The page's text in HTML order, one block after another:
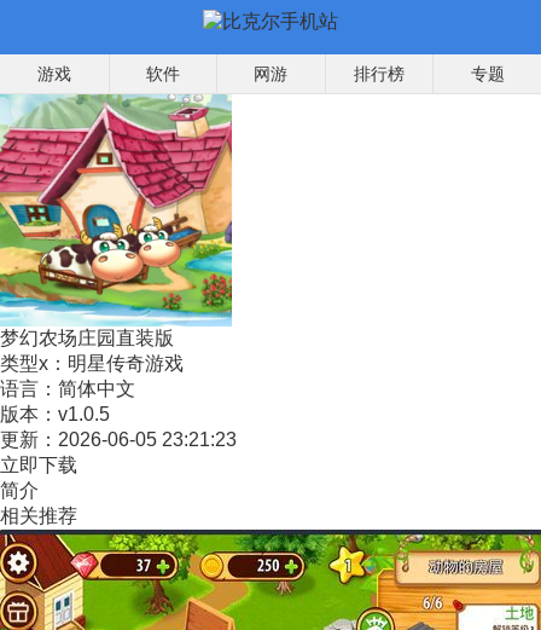
游戏 软件 网游 排行榜 专题
梦幻农场庄园直装版
类型x： 明星传奇游戏
语言： 简体中文
版本： v1.0.5
更新： 2026-06-05 23:21:23
立即下载
简介
相关推荐